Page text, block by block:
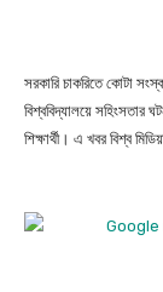
সরকারি চাকরিতে কোটা
বিশ্ববিদ্যালয়ে সহিংসতার
শিক্ষার্থী। এ খবর বিশ্ব